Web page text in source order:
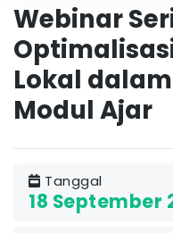
Webinar
Lokal
Modul Ajar
Tanggal
18 September